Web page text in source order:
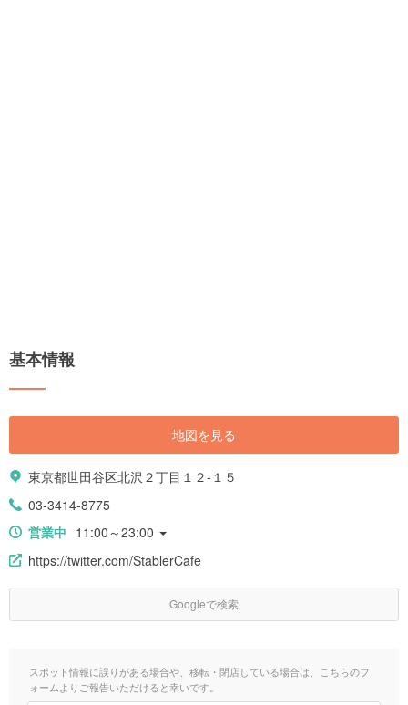
基本情報
地図を見る
東京都世田谷区北沢２丁目１２-１５
03-3414-8775
営業中 11:00～23:00
https://twitter.com/StablerCafe
Googleで検索
スポット情報に誤りがある場合や、移転・閉店している場合は、こちらのフ
ォームよりご報告いただけると幸いです。